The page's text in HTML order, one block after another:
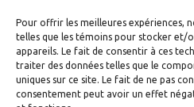
Pour offrir les meilleures expériences,
telles que les témoins pour stocker et/
appareils. Le fait de consentir à ces
traiter des données telles que le
uniques sur ce site. Le fait de ne pas
consentement peut avoir un effet
16 septembre 2025 00 h 10 F30